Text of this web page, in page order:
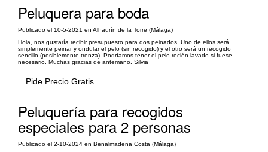
Peluquera para boda
Publicado el 10-5-2021 en Alhaurín de la Torre (Málaga)
Hola, nos gustaría recibir presupuesto para dos peinados. Uno de ellos será
simplemente peinar y ondular el pelo (sin recogido) y el otro será un recogido
sencillo (posiblemente trenza). Podríamos tener el pelo recién lavado si fuese
necesario. Muchas gracias de antemano. Silvia
Pide Precio Gratis
Peluquería para recogidos
especiales para 2 personas
Publicado el 2-10-2024 en Benalmadena Costa (Málaga)